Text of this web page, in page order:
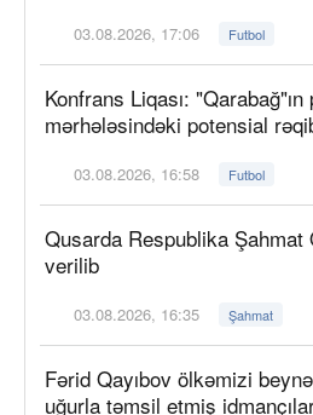
03.08.2026, 17:06 Futbol
Konfrans Liqası:
mərhələsindəki potensial
03.08.2026, 16:58 Futbol
Qusarda Respublika Şahmat
verilib
03.08.2026, 16:35 Şahmat
Fərid Qayıbov ölkəmizi
uğurla təmsil etmiş